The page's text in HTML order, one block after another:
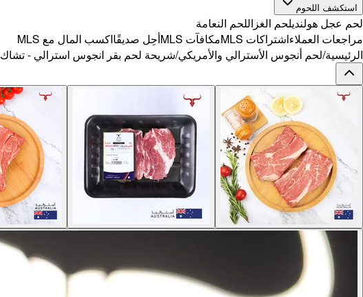
استكشف اللحوم
لحم عجل هولنديلحم الغزاللحم النعامة
مراجعات العملاءاشتراكات MLS مكافآت MLS أحِل صديقًااكسب المال مع MLS
الرئيسية/لحم أنجوس الأسترالي والأمريكي/شريحة لحم بقر انجوس استرالي - تشاك